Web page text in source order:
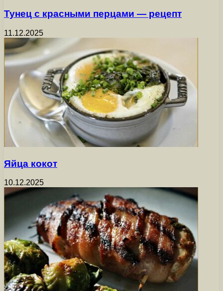
Тунец с красными перцами — рецепт
11.12.2025
Яйца кокот
10.12.2025